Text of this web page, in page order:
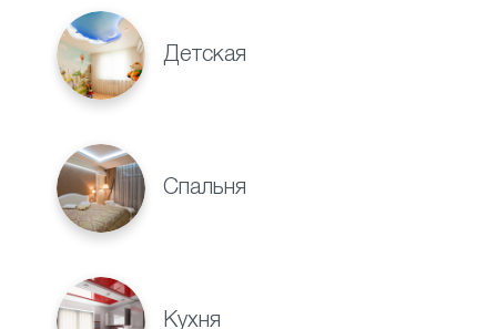
Детская
Спальня
Кухня